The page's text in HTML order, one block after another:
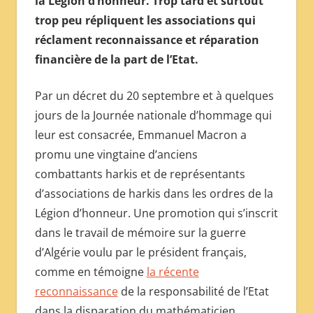
МЕЖДУНАРОДНОЙ
ПРЕССЫ
trop peu répliquent les associations qui
réclament reconnaissance et réparation
financière de la part de l’Etat.
Par un décret du 20 septembre et à quelques
jours de la Journée nationale d’hommage qui
leur est consacrée, Emmanuel Macron a
promu une vingtaine d’anciens
combattants harkis et de représentants
d’associations de harkis dans les ordres de la
Légion d’honneur. Une promotion qui s’inscrit
dans le travail de mémoire sur la guerre
d’Algérie voulu par le président français,
comme en témoigne la récente
reconnaissancede la responsabilité de l’Etat